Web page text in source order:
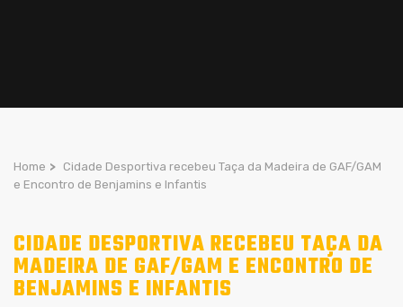
Home > Cidade Desportiva recebeu Taça da Madeira de GAF/GAM
e Encontro de Benjamins e Infantis
CIDADE DESPORTIVA RECEBEU TAÇA DA
MADEIRA DE GAF/GAM E ENCONTRO DE
BENJAMINS E INFANTIS